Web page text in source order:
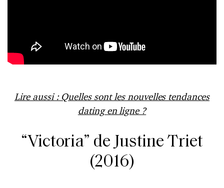
Lire aussi : Quelles sont les nouvelles tendances
dating en ligne ?
“Victoria” de Justine Triet
(2016)